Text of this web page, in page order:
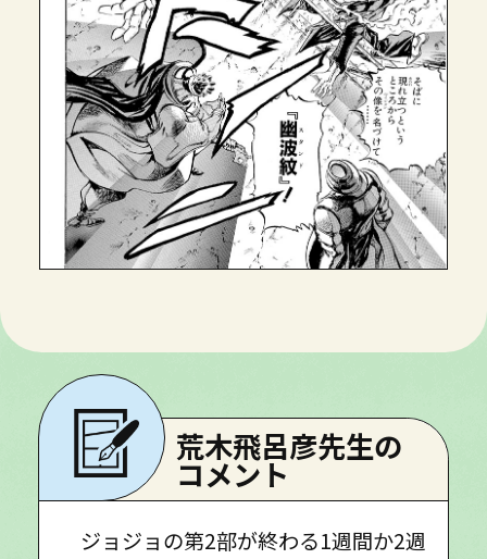
荒木飛呂彦先生の
コメント
ジョジョの第2部が終わる1週間か2週